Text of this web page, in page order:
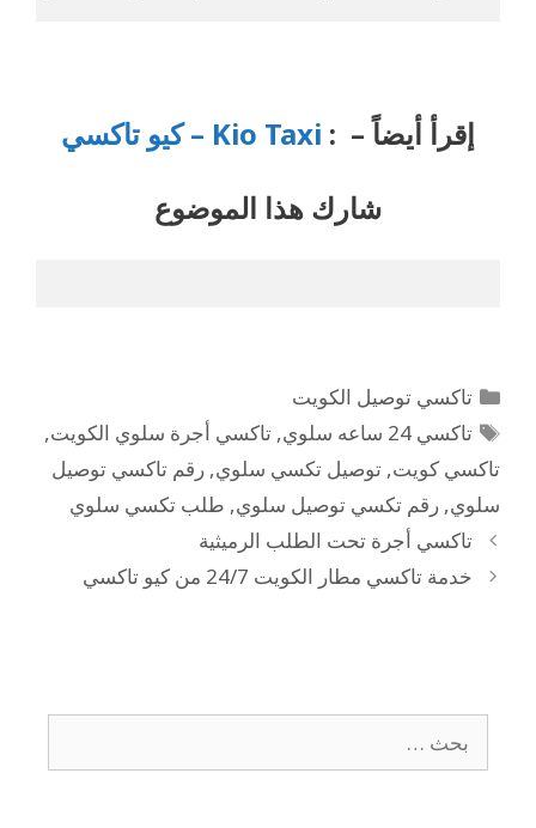
إقرأ أيضاً – : Kio Taxi – كيو تاكسي
شارك هذا الموضوع
تاكسي توصيل الكويت
تاكسي 24 ساعه سلوي
,تاكسي أجرة سلوي الكويت,
تاكسي كويت, توصيل تكسي سلوي, رقم تاكسي توصيل
سلوي, رقم تكسي توصيل سلوي, طلب تكسي سلوي
تاكسي أجرة تحت الطلب الرميثية
خدمة تاكسي مطار الكويت 24/7 من كيو تاكسي